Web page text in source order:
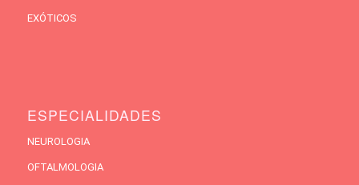
EXÓTICOS
ESPECIALIDADES
NEUROLOGIA
OFTALMOLOGIA